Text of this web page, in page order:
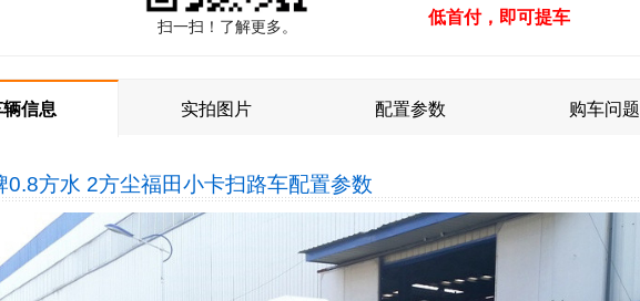
扫一扫！了解更多。 低首付，即可提车
信息 实拍图片 配置参数 购车问题
0.8方水 2方尘福田小卡扫路车配置参数